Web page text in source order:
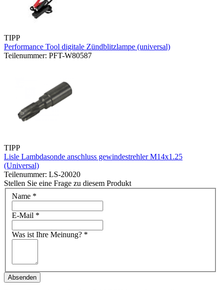
TIPP
Performance Tool digitale Zündblitzlampe (universal)
Teilenummer: PFT-W80587
TIPP
Lisle Lambdasonde anschluss gewindestrehler M14x1.25
(Universal)
Teilenummer: LS-20020
Stellen Sie eine Frage zu diesem Produkt
Name *
E-Mail *
Was ist Ihre Meinung? *
Absenden